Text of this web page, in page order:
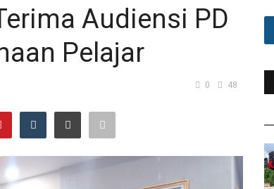
Audiensi PD
Pelajar
0 48